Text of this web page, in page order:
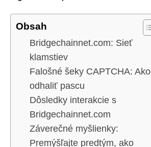
Obsah
Bridgechainnet.com: Sieť
klamstiev
Falošné šeky CAPTCHA: Ako
odhaliť pascu
Dôsledky interakcie s
Bridgechainnet.com
Záverečné myšlienky:
Premýšľajte predtým, ako